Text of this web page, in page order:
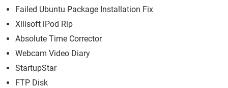
Failed Ubuntu Package Installation Fix
Xilisoft iPod Rip
Absolute Time Corrector
Webcam Video Diary
StartupStar
FTP Disk